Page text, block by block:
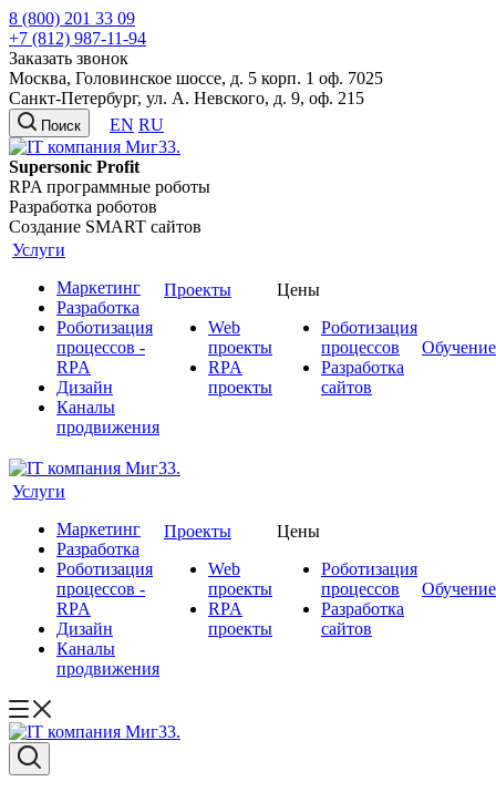
8 (800) 201 33 09
+7 (812) 987-11-94
Заказать звонок
Москва, Головинское шоссе, д. 5 корп. 1 оф. 7025
Санкт-Петербург, ул. А. Невского, д. 9, оф. 215
Поиск EN RU
Supersonic Profit
RPA программные роботы
Разработка роботов
Создание SMART сайтов
Услуги
Маркетинг
Разработка
Роботизация
процессов -
RPA
Дизайн
Каналы
продвижения
Проекты
Web
проекты
RPA
проекты
Цены
Роботизация
процессов
Разработка
сайтов
Обучение
Услуги
Маркетинг
Разработка
Роботизация
процессов -
RPA
Дизайн
Каналы
продвижения
Проекты
Web
проекты
RPA
проекты
Цены
Роботизация
процессов
Разработка
сайтов
Обучение